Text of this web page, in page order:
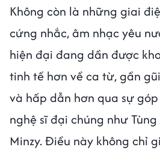
Không còn là những giai
cứng nhắc, âm nhạc yêu
hiện đại đang dần được
tinh tế hơn về ca từ, gần
và hấp dẫn hơn qua sự
nghệ sĩ đại chúng như
Minzy. Điều này không chỉ